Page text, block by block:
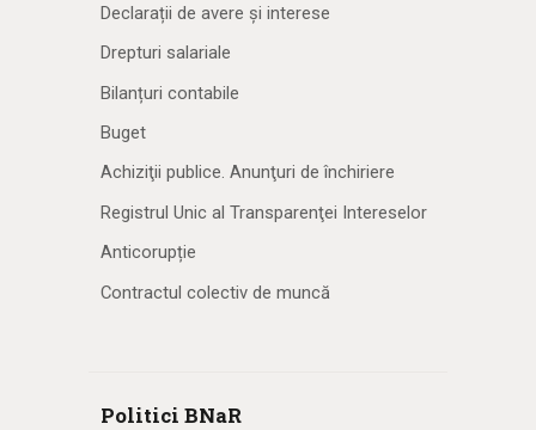
Declarații de avere și interese
Drepturi salariale
Bilanțuri contabile
Buget
Achiziţii publice. Anunţuri de închiriere
Registrul Unic al Transparenţei Intereselor
Anticorupție
Contractul colectiv de muncă
Politici BNaR